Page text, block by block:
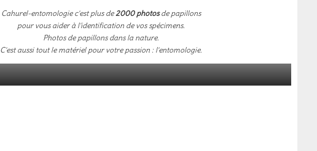
Cahurel-entomologie c'est plus de2000 photosde papillons
pour vous aider à l'identification de vos spécimens.
Photos de papillons dans la nature.
C'est aussi tout le matériel pour votre passion : l'entomologie.